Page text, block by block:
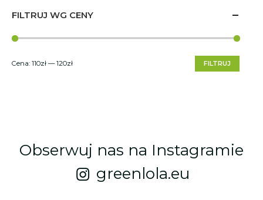
FILTRUJ WG CENY
FILTRUJ
Cena: 110zł —120zł
Obserwuj nas na Instagramie
greenlola.eu